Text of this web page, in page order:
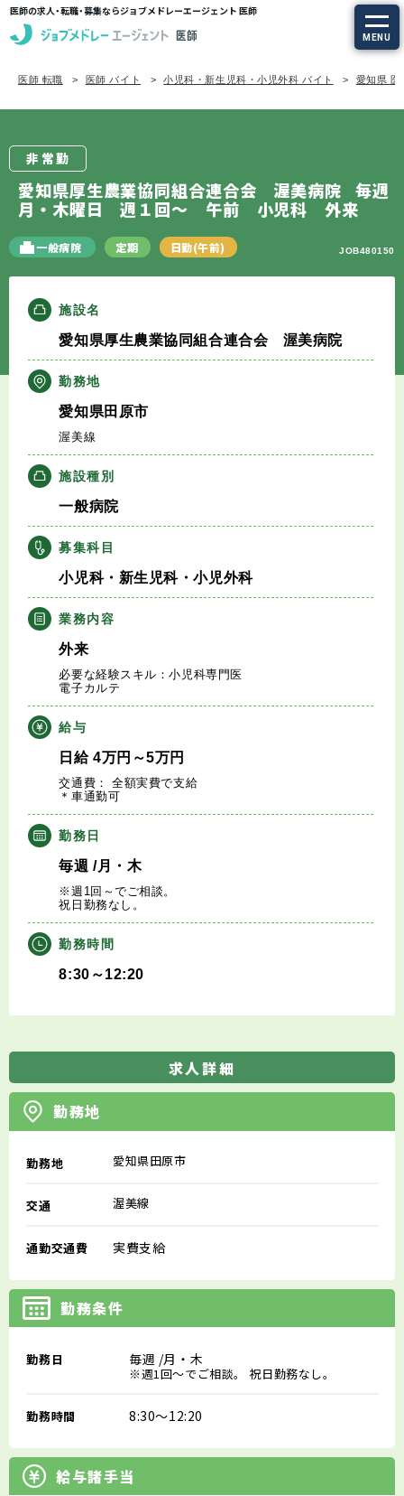
医師の求人・転職・募集ならジョブメドレーエージェント 医師
MENU
求人を探す
定期非常勤の求人
エージェントサービスTOP
サービスの流れ
キャリアアドバイザー紹介
医師の求人・転職Q&A
知りたい・聞きたい
転職成功事例
医師の転職マニュアル
データで見る医師の平均年収
医師に役立つ取材記事
大学医局紹介
医師 転職 医師 バイト 小児科・新生児科・小児外科 バイト 愛知県 医
非常勤
愛知県厚生農業協同組合連合会 渥美病院
毎週
月・木曜日 週１回～ 午前 小児科 外来
一般病院 定期 日勤(午前) JOB480150
施設名
愛知県厚生農業協同組合連合会 渥美病院
勤務地
愛知県田原市
渥美線
施設種別
一般病院
募集科目
小児科・新生児科・小児外科
業務内容
外来
必要な経験スキル：小児科専門医
電子カルテ
給与
日給4万円 ～5万円
交通費： 全額実費で支給
＊車通勤可
勤務日
毎週 /月・木
※週1回～でご相談。
祝日勤務なし。
勤務時間
8:30～12:20
求人詳細
勤務地
勤務地 愛知県田原市
交通 渥美線
通勤交通費 実費支給
勤務条件
勤務日 毎週 /月・木
※週1回～でご相談。 祝日勤務なし。
勤務時間 8:30～12:20
給与諸手当